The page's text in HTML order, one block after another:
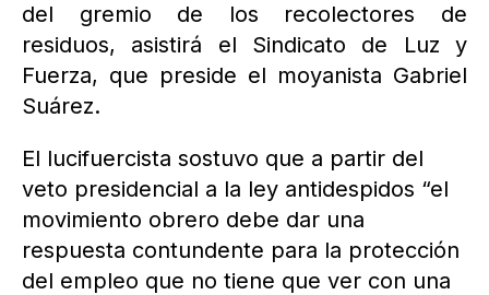
del gremio de los recolectores de
residuos, asistirá el Sindicato de Luz y
Fuerza, que preside el moyanista Gabriel
Suárez.
El lucifuercista sostuvo que a partir del
veto presidencial a la ley antidespidos “el
movimiento obrero debe dar una
respuesta contundente para la protección
del empleo que no tiene que ver con una